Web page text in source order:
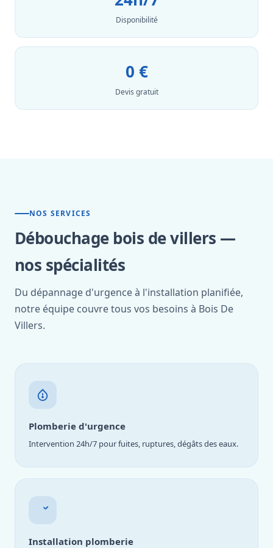
Disponibilité
0 €
Devis gratuit
NOS SERVICES
Débouchage bois de villers —
nos spécialités
Du dépannage d'urgence à l'installation planifiée,
notre équipe couvre tous vos besoins à Bois De
Villers.
Plomberie d'urgence
Intervention 24h/7 pour fuites, ruptures, dégâts des eaux.
Installation plomberie